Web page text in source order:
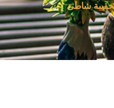
حقيبة شاطئ